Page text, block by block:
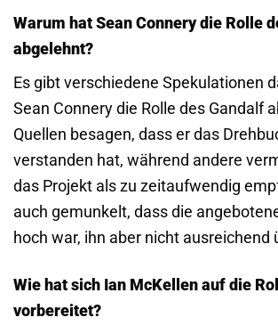
Warum hat Sean Connery die Rolle
abgelehnt?
Es gibt verschiedene Spekulationen
Sean Connery die Rolle des Gandalf
Quellen besagen, dass er das
verstanden hat, während andere
das Projekt als zu zeitaufwendig
auch gemunkelt, dass die
hoch war, ihn aber nicht ausreichend
Wie hat sich Ian McKellen auf die
vorbereitet?